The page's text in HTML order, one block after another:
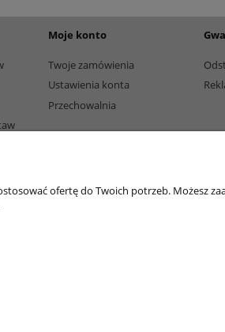
Moje konto
Twoje zamówienia
Ustawienia konta
Przechowalnia
ofertę do Twoich potrzeb. Możesz